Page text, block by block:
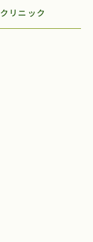
クリニック